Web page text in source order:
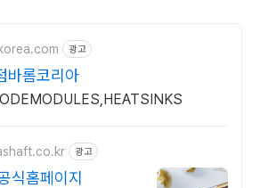
광고
바롬코리아
광고
식홈페이지